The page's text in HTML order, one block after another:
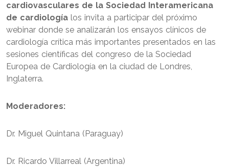
cardiovasculares de la Sociedad Interamericana
de cardiología los invita a participar del próximo
webinar donde se analizarán los ensayos clínicos de
cardiología crítica más importantes presentados en las
sesiones científicas del congreso de la Sociedad
Europea de Cardiología en la ciudad de Londres,
Inglaterra.
Moderadores:
Dr. Miguel Quintana (Paraguay)
Dr. Ricardo Villarreal (Argentina)